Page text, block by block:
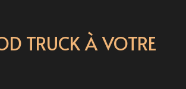
TRUCK À VOTRE